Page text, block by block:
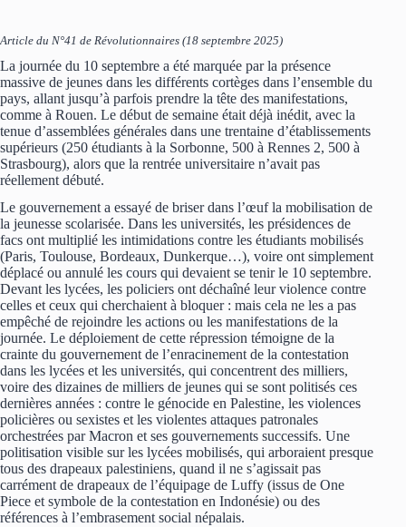
Article du N°41 de Révolutionnaires (18 septembre 2025)
La journée du 10 septembre a été marquée par la présence
massive de jeunes dans les différents cortèges dans l’ensemble du
pays, allant jusqu’à parfois prendre la tête des manifestations,
comme à Rouen. Le début de semaine était déjà inédit, avec la
tenue d’assemblées générales dans une trentaine d’établissements
supérieurs (250 étudiants à la Sorbonne, 500 à Rennes 2, 500 à
Strasbourg), alors que la rentrée universitaire n’avait pas
réellement débuté.
Le gouvernement a essayé de briser dans l’œuf la mobilisation de
la jeunesse scolarisée. Dans les universités, les présidences de
facs ont multiplié les intimidations contre les étudiants mobilisés
(Paris, Toulouse, Bordeaux, Dunkerque…), voire ont simplement
déplacé ou annulé les cours qui devaient se tenir le 10 septembre.
Devant les lycées, les policiers ont déchaîné leur violence contre
celles et ceux qui cherchaient à bloquer : mais cela ne les a pas
empêché de rejoindre les actions ou les manifestations de la
journée. Le déploiement de cette répression témoigne de la
crainte du gouvernement de l’enracinement de la contestation
dans les lycées et les universités, qui concentrent des milliers,
voire des dizaines de milliers de jeunes qui se sont politisés ces
dernières années : contre le génocide en Palestine, les violences
policières ou sexistes et les violentes attaques patronales
orchestrées par Macron et ses gouvernements successifs. Une
politisation visible sur les lycées mobilisés, qui arboraient presque
tous des drapeaux palestiniens, quand il ne s’agissait pas
carrément de drapeaux de l’équipage de Luffy (issus de One
Piece et symbole de la contestation en Indonésie) ou des
références à l’embrasement social népalais.